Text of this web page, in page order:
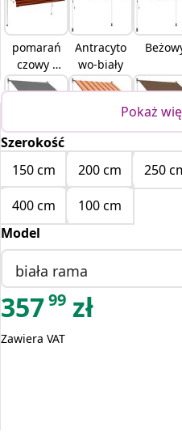
pomarań
czowy i
brązowy
Antracyto
wo-biały
jasnoszar
y
Wielokolo
rowe
owy
Pokaż
Szerokość
150 cm
200 cm 250
400 cm
100 cm
Model
biała rama
35799 zł
Zawiera VAT